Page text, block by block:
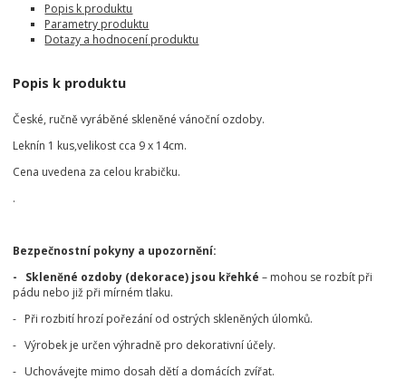
Popis k produktu
Parametry produktu
Dotazy a hodnocení produktu
Popis k produktu
České, ručně vyráběné skleněné vánoční ozdoby.
Leknín 1 kus,velikost cca 9 x 14cm.
Cena uvedena za celou krabičku.
.
Bezpečnostní pokyny a upozornění:
- Skleněné ozdoby (dekorace) jsou křehké – mohou se rozbít při
pádu nebo již při mírném tlaku.
- Při rozbití hrozí pořezání od ostrých skleněných úlomků.
- Výrobek je určen výhradně pro dekorativní účely.
- Uchovávejte mimo dosah dětí a domácích zvířat.